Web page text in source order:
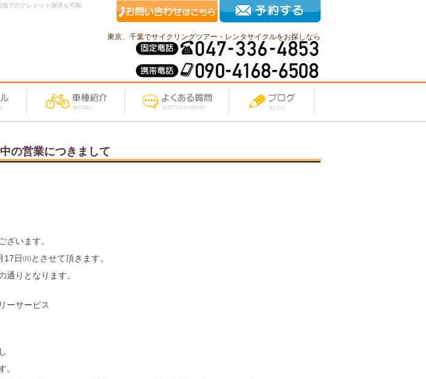
でのクレジット決済も可能
東京、千葉でサイクリングツアー・レンタサイクルをお探しなら
の営業につきまして
ざいます。
日㈰とさせて頂きます。
通りとなります。
ーサービス
。